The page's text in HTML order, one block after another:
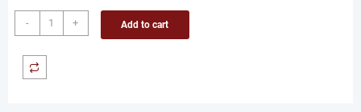
-
Camiseta
de
Potter
+ Add to cart